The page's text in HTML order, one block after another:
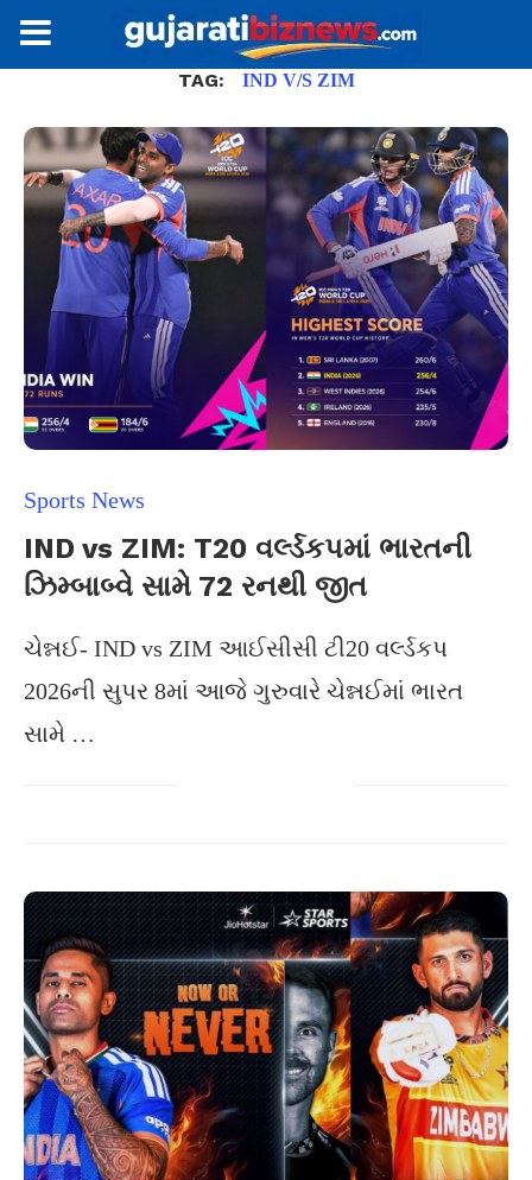
TAG: IND V/S ZIM
Sports News
IND vs ZIM: T20 વર્લ્ડકપમાં ભારતની
ઝિમ્બાબ્વે સામે 72 રનથી જીત
ચેન્નઈ- IND vs ZIM આઈસીસી ટી20 વર્લ્ડકપ
2026ની સુપર 8માં આજે ગુરુવારે ચેન્નઈમાં ભારત
સામે …